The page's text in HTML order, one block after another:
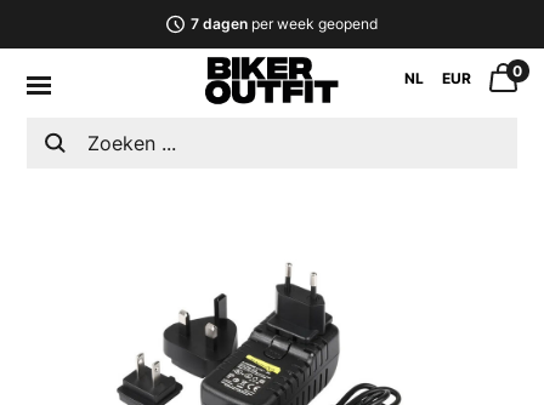
7 dagenper week geopend
NL EUR 0